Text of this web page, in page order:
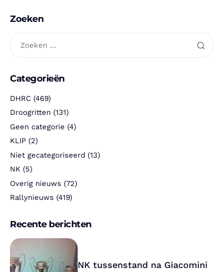
Zoeken
Categorieën
DHRC (469)
Droogritten (131)
Geen categorie (4)
KLIP (2)
Niet gecategoriseerd (13)
NK (5)
Overig nieuws (72)
Rallynieuws (419)
Recente berichten
NK tussenstand na Giacomini